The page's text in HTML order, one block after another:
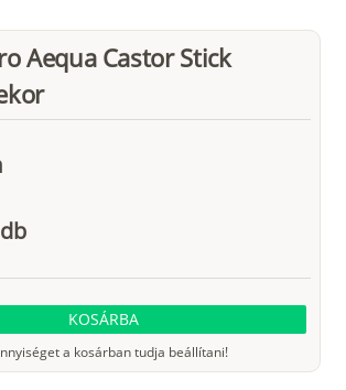
Aequa Castor Stick
db
KOSÁRBA
a kosárban tudja beállítani!